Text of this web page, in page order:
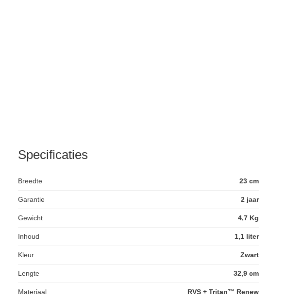
Specificaties
Breedte 23 cm
Garantie 2 jaar
Gewicht 4,7 Kg
Inhoud 1,1 liter
Kleur Zwart
Lengte 32,9 cm
Materiaal RVS + Tritan™ Renew